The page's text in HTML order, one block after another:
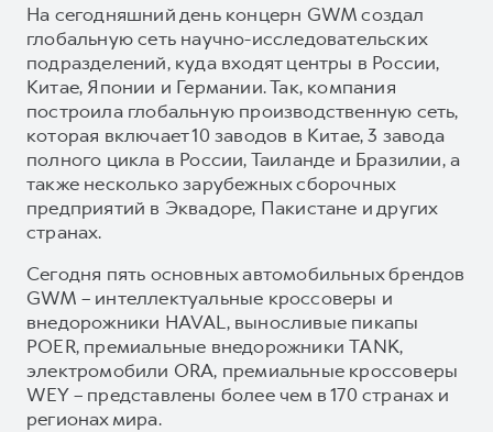
На сегодняшний день концерн GWM создал
глобальную сеть научно-исследовательских
подразделений, куда входят центры в России,
Китае, Японии и Германии. Так, компания
построила глобальную производственную сеть,
которая включает 10 заводов в Китае, 3 завода
полного цикла в России, Таиланде и Бразилии, а
также несколько зарубежных сборочных
предприятий в Эквадоре, Пакистане и других
странах.
Сегодня пять основных автомобильных брендов
GWM – интеллектуальные кроссоверы и
внедорожники HAVAL, выносливые пикапы
POER, премиальные внедорожники TANK,
электромобили ORA, премиальные кроссоверы
WEY – представлены более чем в 170 странах и
регионах мира.